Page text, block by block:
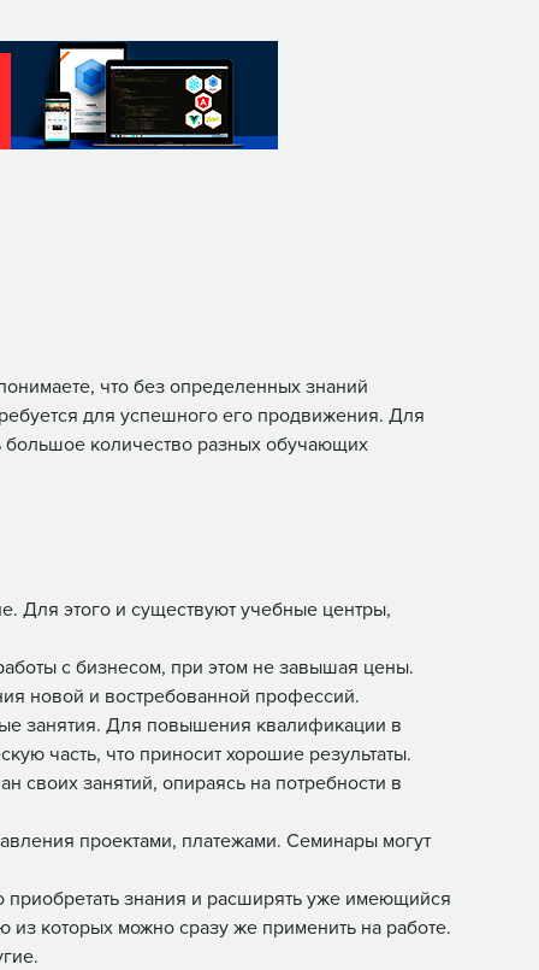
что без определенных знаний
для успешного его продвижения. Для
большое количество разных обучающих
Для этого и существуют учебные центры,
с бизнесом, при этом не завышая цены.
новой и востребованной профессий.
занятия. Для повышения квалификации в
часть, что приносит хорошие результаты.
своих занятий, опираясь на потребности в
проектами, платежами. Семинары могут
знания и расширять уже имеющийся
которых можно сразу же применить на работе.